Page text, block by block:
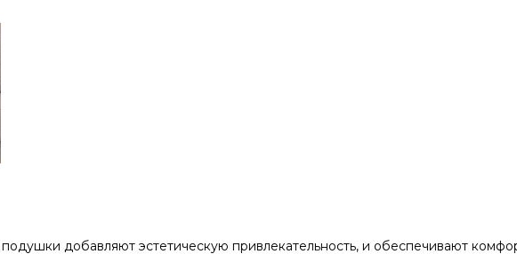
добавляют эстетическую привлекательность, и обеспечивают